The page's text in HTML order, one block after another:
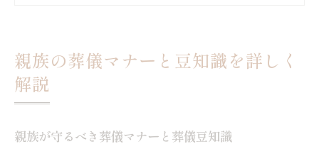
葬儀の儀式手順が一目で分かる基礎知識
亡くなってからの流れと葬儀豆知識
親族の葬儀マナーと豆知識を詳しく
解説
親族が守るべき葬儀マナーと葬儀豆知識